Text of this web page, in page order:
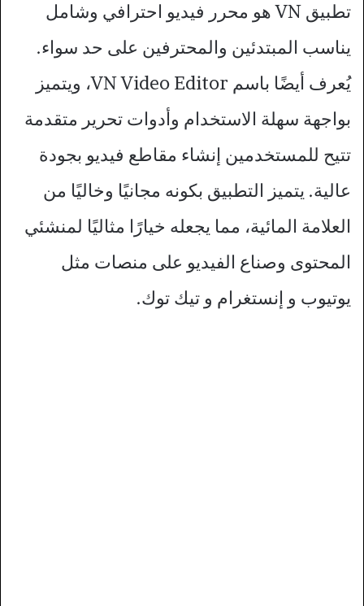
تطبيق VN هو محرر فيديو احترافي وشامل
يناسب المبتدئين والمحترفين على حد سواء.
يُعرف أيضًا باسم VN Video Editor، ويتميز
بواجهة سهلة الاستخدام وأدوات تحرير متقدمة
تتيح للمستخدمين إنشاء مقاطع فيديو بجودة
عالية. يتميز التطبيق بكونه مجانيًا وخاليًا من
العلامة المائية، مما يجعله خيارًا مثاليًا لمنشئي
المحتوى وصناع الفيديو على منصات مثل
يوتيوب و إنستغرام و تيك توك.